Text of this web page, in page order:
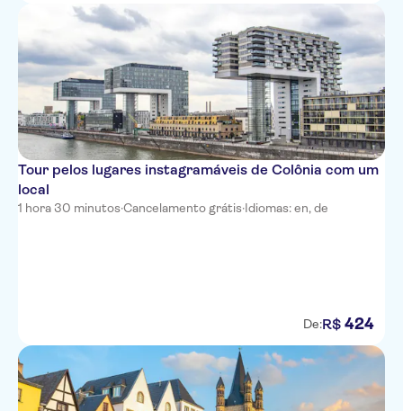
Tour pelos lugares instagramáveis de Colônia com um
local
1 hora 30 minutos·Cancelamento grátis·Idiomas: en, de
De:R$ 424